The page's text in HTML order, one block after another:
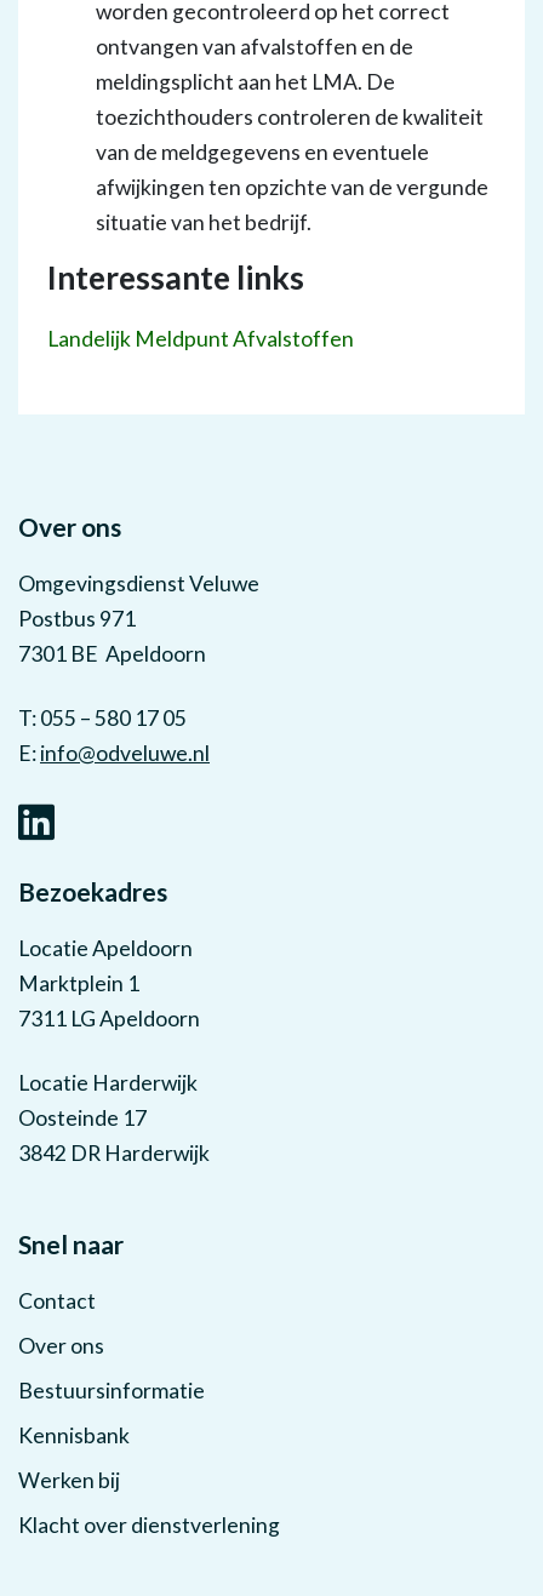
worden gecontroleerd op het correct
ontvangen van afvalstoffen en de
meldingsplicht aan het LMA. De
toezichthouders controleren de kwaliteit
van de meldgegevens en eventuele
afwijkingen ten opzichte van de vergunde
situatie van het bedrijf.
Interessante links
Landelijk Meldpunt Afvalstoffen
Over ons
Omgevingsdienst Veluwe
Postbus 971
7301 BE Apeldoorn
T: 055 – 580 17 05
E:info@odveluwe.nl
Bezoekadres
Locatie Apeldoorn
Marktplein 1
7311 LG Apeldoorn
Locatie Harderwijk
Oosteinde 17
3842 DR Harderwijk
Snel naar
Contact
Over ons
Bestuursinformatie
Kennisbank
Werken bij
Klacht over dienstverlening